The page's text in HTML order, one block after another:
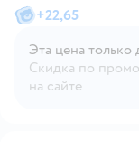
+22,65
Эта цена только
Скидка по
на сайте